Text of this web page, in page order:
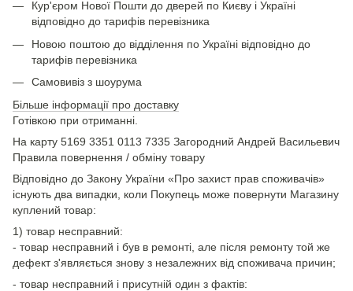
Кур'єром Нової Пошти до дверей по Києву і Україні
відповідно до тарифів перевізника
Новою поштою до відділення по Україні відповідно до
тарифів перевізника
Самовивіз з шоурума
Більше інформації про доставку
Готівкою при отриманні.
На карту 5169 3351 0113 7335 Загородний Андрей Васильевич
Правила повернення / обміну товару
Відповідно до Закону України «Про захист прав споживачів»
існують два випадки, коли Покупець може повернути Магазину
куплений товар:
1) товар несправний:
- товар несправний і був в ремонті, але після ремонту той же
дефект з'являється знову з незалежних від споживача причин;
- товар несправний і присутній один з фактів: